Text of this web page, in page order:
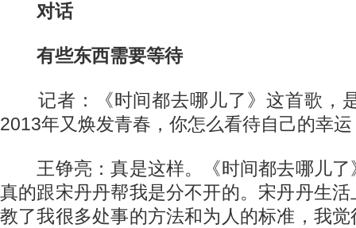
对话
有些东西需要等待
记者：《时间都去哪儿了》这首歌，
2013年又焕发青春，你怎么看待自己的幸运
王铮亮：真是这样。《时间都去哪儿了
真的跟宋丹丹帮我是分不开的。宋丹丹生
教了我很多处事的方法和为人的标准，我